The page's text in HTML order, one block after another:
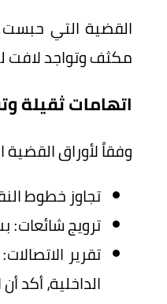
القضية التي
مكثف وتواجد لافت
اتهامات ثقيلة
وفقاً لأوراق
تجاوز خطوط
ترويج شائعات:
تقرير
الداخلية،